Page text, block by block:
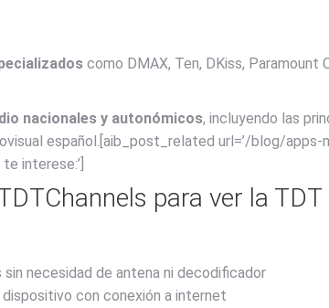
como DMAX, Ten, DKiss, Paramount
nacionales y autonómicos, incluyendo las
español.[aib_post_related url=’/blog/
interese:’]
para ver la TDT
necesidad de antena ni decodificador
con conexión a internet